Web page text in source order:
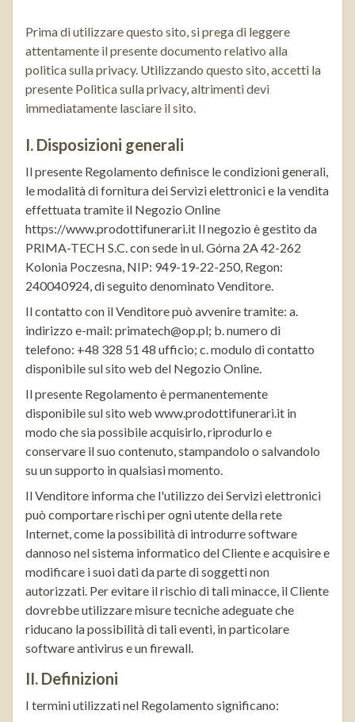
Prima di utilizzare questo sito, si prega di leggere
attentamente il presente documento relativo alla
politica sulla privacy. Utilizzando questo sito, accetti la
presente Politica sulla privacy, altrimenti devi
immediatamente lasciare il sito.
I. Disposizioni generali
Il presente Regolamento definisce le condizioni generali,
le modalità di fornitura dei Servizi elettronici e la vendita
effettuata tramite il Negozio Online
https://www.prodottifunerari.it Il negozio è gestito da
PRIMA-TECH S.C. con sede in ul. Górna 2A 42-262
Kolonia Poczesna, NIP: 949-19-22-250, Regon:
240040924, di seguito denominato Venditore.
Il contatto con il Venditore può avvenire tramite: a.
indirizzo e-mail: primatech@op.pl; b. numero di
telefono: +48 328 51 48 ufficio; c. modulo di contatto
disponibile sul sito web del Negozio Online.
Il presente Regolamento è permanentemente
disponibile sul sito web www.prodottifunerari.it in
modo che sia possibile acquisirlo, riprodurlo e
conservare il suo contenuto, stampandolo o salvandolo
su un supporto in qualsiasi momento.
Il Venditore informa che l'utilizzo dei Servizi elettronici
può comportare rischi per ogni utente della rete
Internet, come la possibilità di introdurre software
dannoso nel sistema informatico del Cliente e acquisire e
modificare i suoi dati da parte di soggetti non
autorizzati. Per evitare il rischio di tali minacce, il Cliente
dovrebbe utilizzare misure tecniche adeguate che
riducano la possibilità di tali eventi, in particolare
software antivirus e un firewall.
II. Definizioni
I termini utilizzati nel Regolamento significano: